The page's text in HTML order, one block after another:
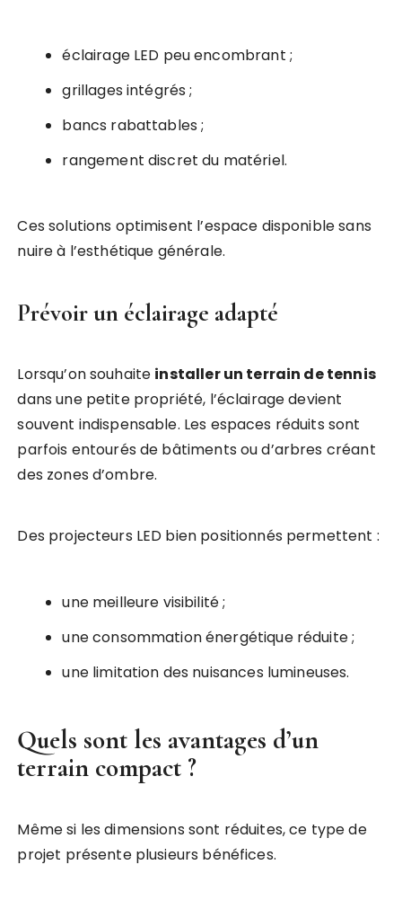
éclairage LED peu encombrant ;
grillages intégrés ;
bancs rabattables ;
rangement discret du matériel.
Ces solutions optimisent l’espace disponible sans
nuire à l’esthétique générale.
Prévoir un éclairage adapté
Lorsqu’on souhaite installer un terrain de tennis
dans une petite propriété, l’éclairage devient
souvent indispensable. Les espaces réduits sont
parfois entourés de bâtiments ou d’arbres créant
des zones d’ombre.
Des projecteurs LED bien positionnés permettent :
une meilleure visibilité ;
une consommation énergétique réduite ;
une limitation des nuisances lumineuses.
Quels sont les avantages d’un
terrain compact ?
Même si les dimensions sont réduites, ce type de
projet présente plusieurs bénéfices.